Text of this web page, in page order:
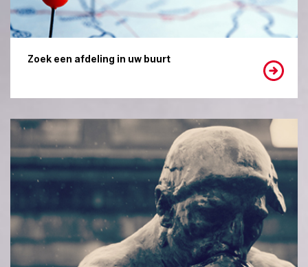
Zoek een afdeling in uw buurt